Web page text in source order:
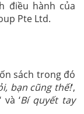
điều hành của
Pte Ltd.
sách trong đó
bạn cũng thế!‘,
và ‘Bí quyết tay